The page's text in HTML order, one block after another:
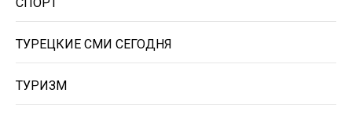
СПОРТ
ТУРЕЦКИЕ СМИ СЕГОДНЯ
ТУРИЗМ